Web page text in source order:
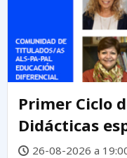
Primer Ciclo
Didácticas
la diversidad
26-08-2026 a